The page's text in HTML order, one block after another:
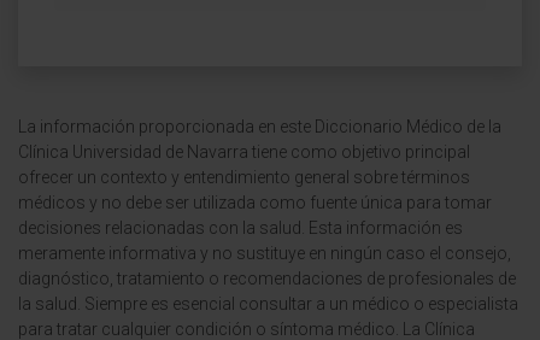
La información proporcionada en este Diccionario Médico de la
Clínica Universidad de Navarra tiene como objetivo principal
ofrecer un contexto y entendimiento general sobre términos
médicos y no debe ser utilizada como fuente única para tomar
decisiones relacionadas con la salud. Esta información es
meramente informativa y no sustituye en ningún caso el consejo,
diagnóstico, tratamiento o recomendaciones de profesionales de
la salud. Siempre es esencial consultar a un médico o especialista
para tratar cualquier condición o síntoma médico. La Clínica